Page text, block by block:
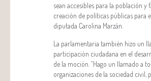
sean accesibles para la población y
creación de políticas públicas para
diputada Carolina Marzán.
La parlamentaria también hizo un
participación ciudadana en el
de la moción. “Hago un llamado a
organizaciones de la sociedad civil,